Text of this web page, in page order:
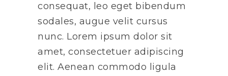
consequat, leo eget bibendum
sodales, augue velit cursus
nunc. Lorem ipsum dolor sit
amet, consectetuer adipiscing
elit. Aenean commodo ligula